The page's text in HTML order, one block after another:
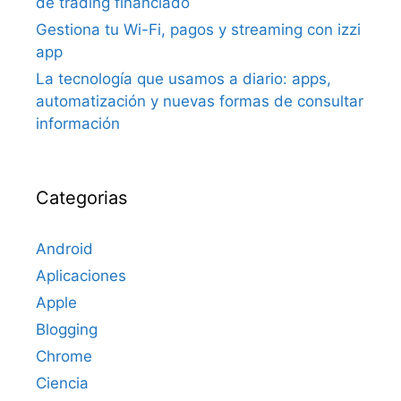
Gestiona tu Wi-Fi, pagos y streaming con izzi
app
La tecnología que usamos a diario: apps,
automatización y nuevas formas de consultar
información
Categorias
Android
Aplicaciones
Apple
Blogging
Chrome
Ciencia